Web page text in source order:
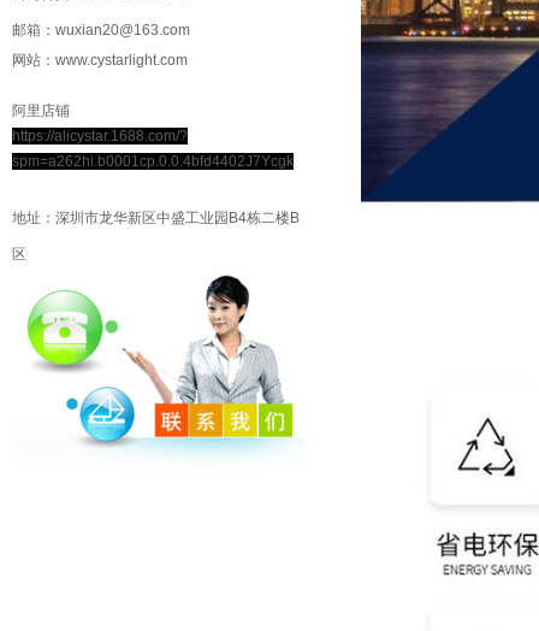
邮箱：wuxian20@163.com
网站：www.cystarlight.com
阿里店铺
https://alicystar.1688.com/?
spm=a262hi.b0001cp.0.0.4bfd4402J7Ycgk
地址：深圳市龙华新区中盛工业园B4栋二楼B
区